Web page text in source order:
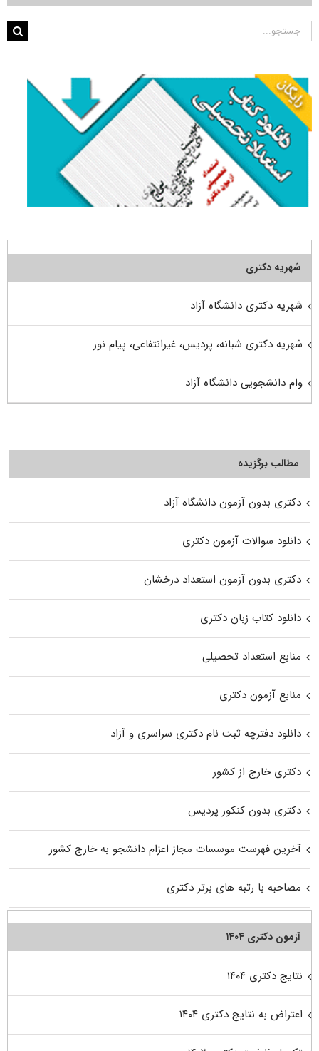
جستجو
شهریه دکتری
شهریه دکتری دانشگاه آزاد
شهریه دکتری شبانه، پردیس، غیرانتفاعی، پیام نور
وام دانشجویی دانشگاه آزاد
مطالب برگزیده
دکتری بدون آزمون دانشگاه آزاد
دانلود سوالات آزمون دکتری
دکتری بدون آزمون استعداد درخشان
دانلود کتاب زبان دکتری
منابع استعداد تحصیلی
منابع آزمون دکتری
دانلود دفترچه ثبت نام دکتری سراسری و آزاد
دکتری خارج از کشور
دکتری بدون کنکور پردیس
آخرین فهرست موسسات مجاز اعزام دانشجو به خارج کشور
مصاحبه با رتبه های برتر دکتری
آزمون دکتری ۱۴۰۴
نتایج دکتری ۱۴۰۴
اعتراض به نتایج دکتری ۱۴۰۴